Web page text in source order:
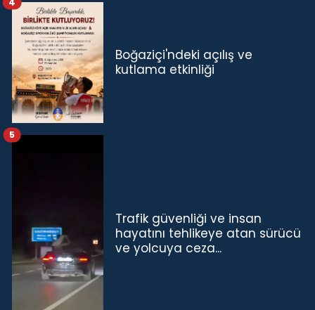
Boğaziçi'ndeki açılış ve
kutlama etkinliği
Trafik güvenliği ve insan
hayatını tehlikeye atan sürücü
ve yolcuya ceza...
5